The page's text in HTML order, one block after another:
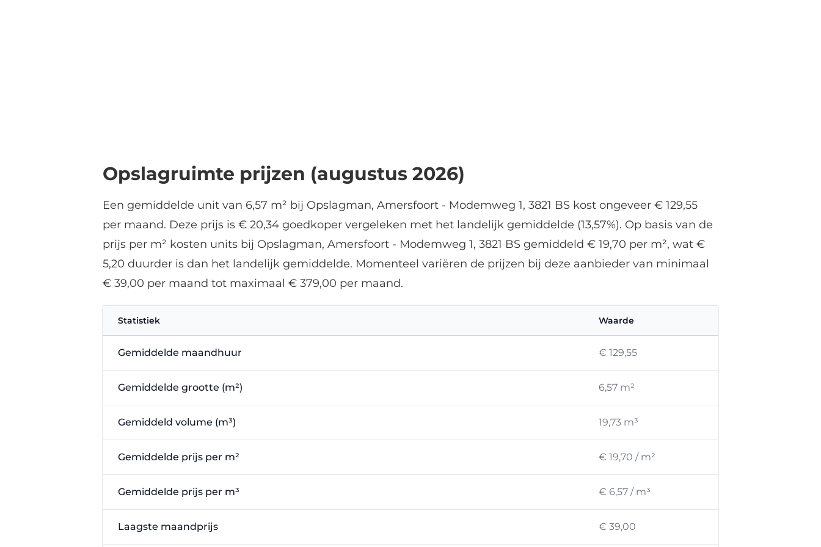
Opslagruimte prijzen (augustus 2026)
Een gemiddelde unit van 6,57 m² bij Opslagman, Amersfoort - Modemweg 1, 3821 BS kost ongeveer € 129,55
per maand. Deze prijs is € 20,34 goedkoper vergeleken met het landelijk gemiddelde (13,57%). Op basis van de
prijs per m² kosten units bij Opslagman, Amersfoort - Modemweg 1, 3821 BS gemiddeld € 19,70 per m², wat €
5,20 duurder is dan het landelijk gemiddelde. Momenteel variëren de prijzen bij deze aanbieder van minimaal
€ 39,00 per maand tot maximaal € 379,00 per maand.
Statistiek Waarde
Gemiddelde maandhuur € 129,55
Gemiddelde grootte (m²) 6,57 m²
Gemiddeld volume (m³) 19,73 m³
Gemiddelde prijs per m² € 19,70 / m²
Gemiddelde prijs per m³ € 6,57 / m³
Laagste maandprijs € 39,00